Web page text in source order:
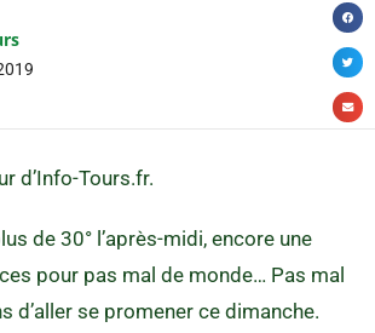
d’Info-Tours.fr.
de 30° l’après-midi, encore une
pour pas mal de monde… Pas mal
d’aller se promener ce dimanche.